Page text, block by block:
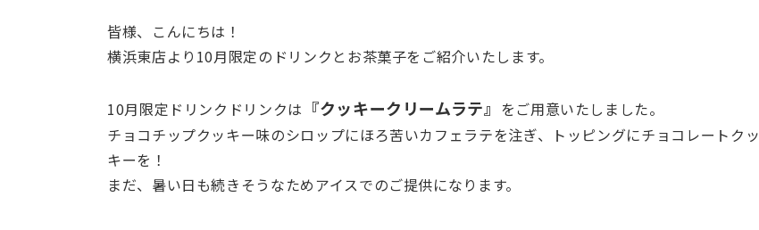
皆様、こんにちは！
横浜東店より10月限定のドリンクとお茶菓子をご紹介いたします。
10月限定ドリンクドリンクは 『クッキークリームラテ』 をご用意いたしました。
チョコチップクッキー味のシロップにほろ苦いカフェラテを注ぎ、トッピングにチョコレートクッ
キーを！
まだ、暑い日も続きそうなためアイスでのご提供になります。